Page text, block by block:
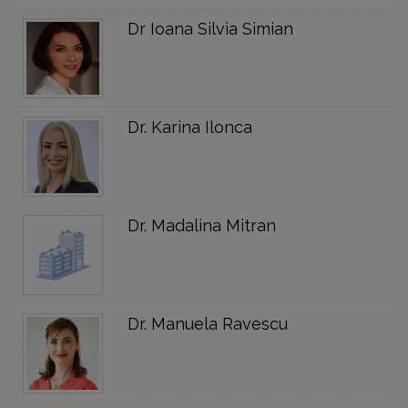
Dr Ioana Silvia Simian
Dr. Karina Ilonca
Dr. Madalina Mitran
Dr. Manuela Ravescu